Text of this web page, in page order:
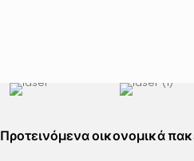
Προτεινόμενα οικονομικά